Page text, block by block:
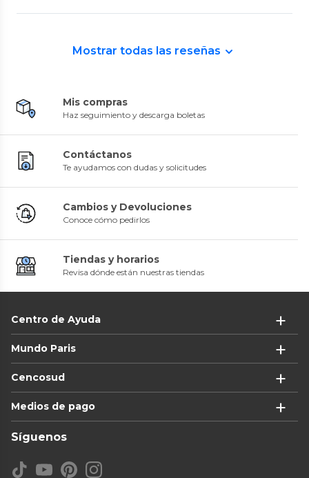
Mostrar todas las reseñas
Mis compras
Haz seguimiento y descarga boletas
Contáctanos
Te ayudamos con dudas y solicitudes
Cambios y Devoluciones
Conoce cómo pedirlos
Tiendas y horarios
Revisa dónde están nuestras tiendas
Centro de Ayuda
Mundo Paris
Cencosud
Medios de pago
Síguenos